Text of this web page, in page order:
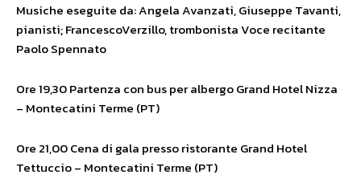
Musiche eseguite da: Angela Avanzati, Giuseppe Tavanti,
pianisti; FrancescoVerzillo, trombonista Voce recitante
Paolo Spennato
Ore 19,30 Partenza con bus per albergo Grand Hotel Nizza
– Montecatini Terme (PT)
Ore 21,00 Cena di gala presso ristorante Grand Hotel
Tettuccio – Montecatini Terme (PT)